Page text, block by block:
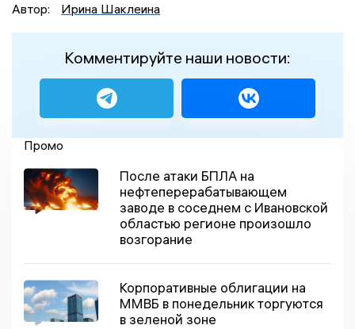
Автор:
Ирина Шаклеина
Комментируйте наши новости:
Промо
После атаки БПЛА на
нефтеперерабатывающем
заводе в соседнем с Ивановской
областью регионе произошло
возгорание
Корпоративные облигации на
ММВБ в понедельник торгуются
в зеленой зоне